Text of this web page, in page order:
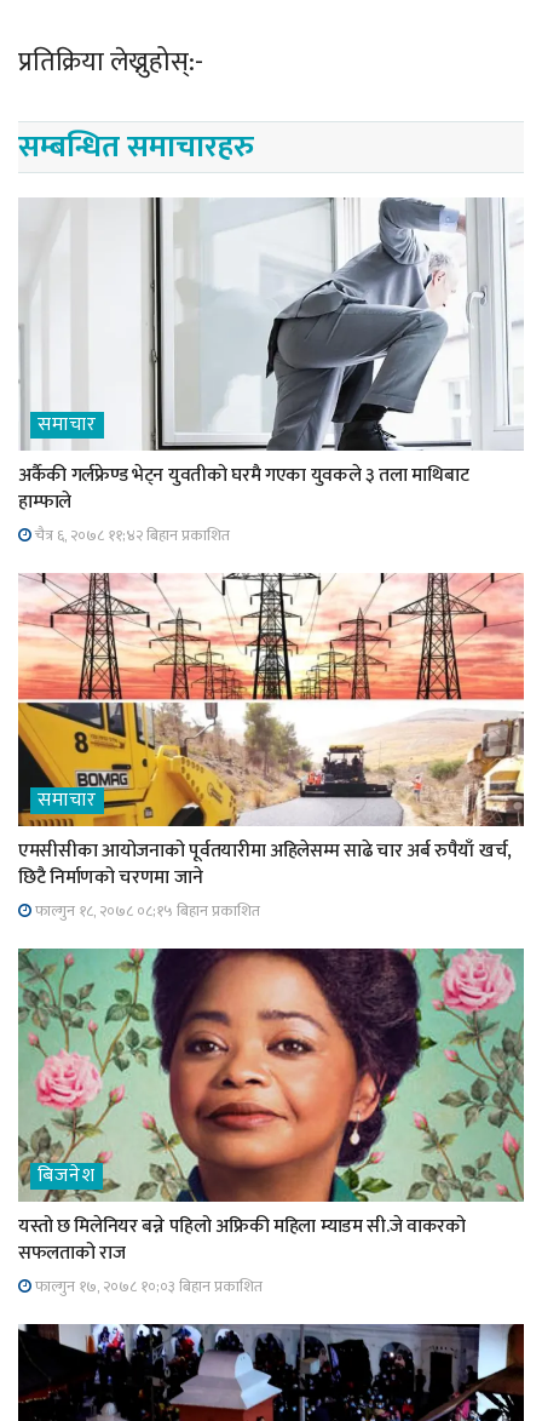
प्रतिक्रिया लेख्नुहोस्:-
सम्बन्धित समाचारहरु
समाचार
अर्कैकी गर्लफ्रेण्ड भेट्न युवतीको घरमै गएका युवकले ३ तला माथिबाट
हाम्फाले
चैत्र ६, २०७८ ११;४२ बिहान प्रकाशित
समाचार
एमसीसीका आयोजनाको पूर्वतयारीमा अहिलेसम्म साढे चार अर्ब रुपैयाँ खर्च,
छिटै निर्माणको चरणमा जाने
फाल्गुन १८, २०७८ ०८;१५ बिहान प्रकाशित
बिजनेश
यस्तो छ मिलेनियर बन्ने पहिलो अफ्रिकी महिला म्याडम सी.जे वाकरको
सफलताको राज
फाल्गुन १७, २०७८ १०;०३ बिहान प्रकाशित